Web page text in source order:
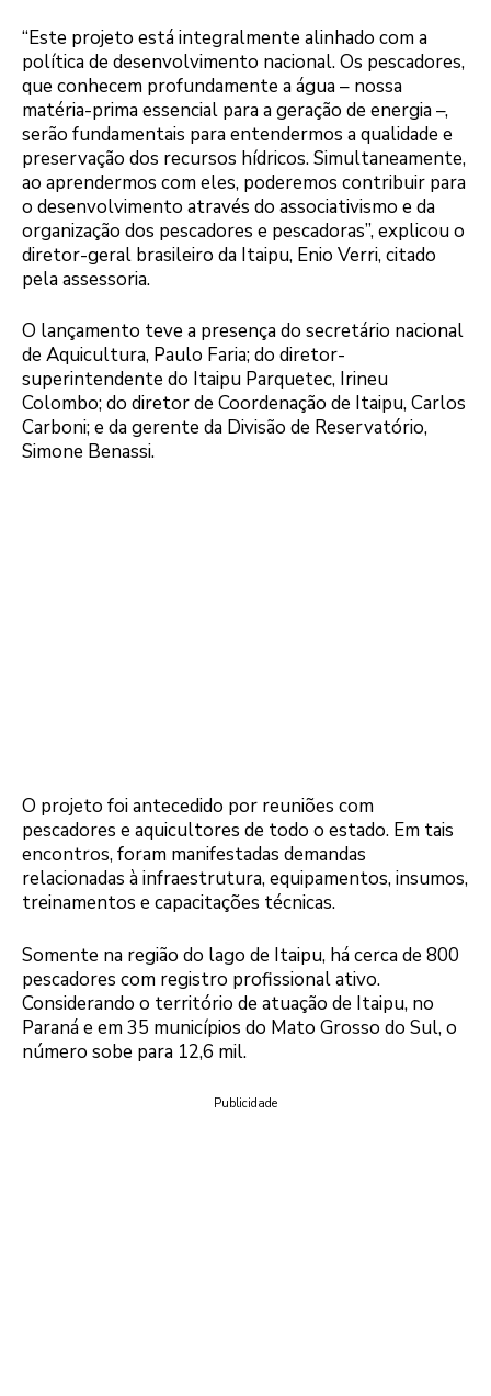
“Este projeto está integralmente alinhado com a
política de desenvolvimento nacional. Os pescadores,
que conhecem profundamente a água – nossa
matéria-prima essencial para a geração de energia –,
serão fundamentais para entendermos a qualidade e
preservação dos recursos hídricos. Simultaneamente,
ao aprendermos com eles, poderemos contribuir para
o desenvolvimento através do associativismo e da
organização dos pescadores e pescadoras”, explicou o
diretor-geral brasileiro da Itaipu, Enio Verri, citado
pela assessoria.
O lançamento teve a presença do secretário nacional
de Aquicultura, Paulo Faria; do diretor-
superintendente do Itaipu Parquetec, Irineu
Colombo; do diretor de Coordenação de Itaipu, Carlos
Carboni; e da gerente da Divisão de Reservatório,
Simone Benassi.
O projeto foi antecedido por reuniões com
pescadores e aquicultores de todo o estado. Em tais
encontros, foram manifestadas demandas
relacionadas à infraestrutura, equipamentos, insumos,
treinamentos e capacitações técnicas.
Somente na região do lago de Itaipu, há cerca de 800
pescadores com registro profissional ativo.
Considerando o território de atuação de Itaipu, no
Paraná e em 35 municípios do Mato Grosso do Sul, o
número sobe para 12,6 mil.
Publicidade